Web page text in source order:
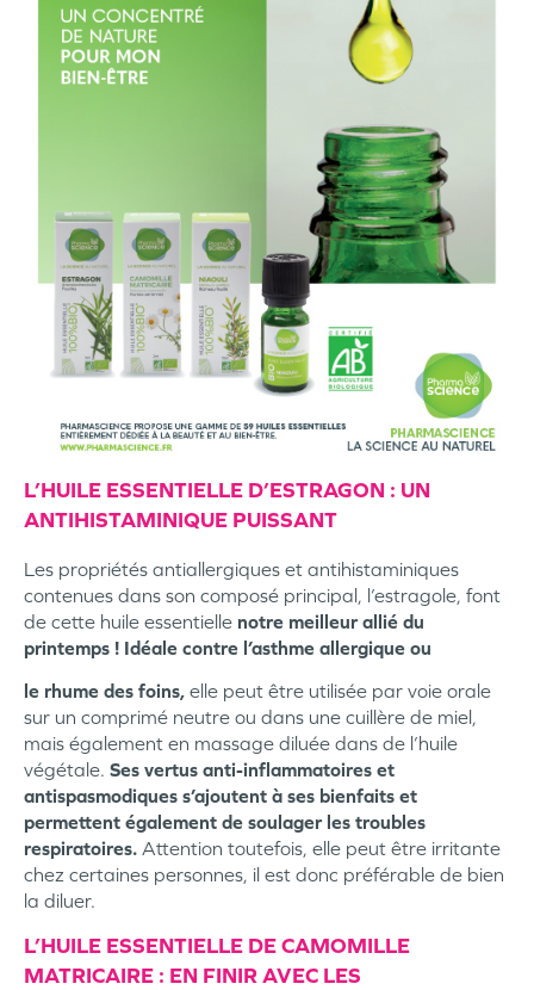
L’HUILE ESSENTIELLE D’ESTRAGON : UN
ANTIHISTAMINIQUE PUISSANT
Les propriétés antiallergiques et antihistaminiques
contenues dans son composé principal, l’estragole, font
de cette huile essentielle notre meilleur allié du
printemps ! Idéale contre l’asthme allergique ou
le rhume des foins, elle peut être utilisée par voie orale
sur un comprimé neutre ou dans une cuillère de miel,
mais également en massage diluée dans de l’huile
végétale. Ses vertus anti-inflammatoires et
antispasmodiques s’ajoutent à ses bienfaits et
permettent également de soulager les troubles
respiratoires. Attention toutefois, elle peut être irritante
chez certaines personnes, il est donc préférable de bien
la diluer.
L’HUILE ESSENTIELLE DE CAMOMILLE
MATRICAIRE : EN FINIR AVEC LES